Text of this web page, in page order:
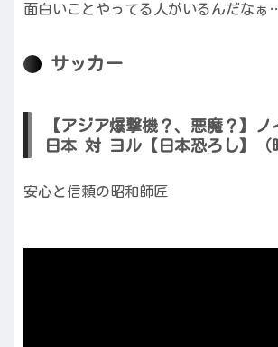
面白いことやってる人がいるんだなぁ
サッカー
【アジア爆撃機？、悪魔？】
日本 対 ヨル【日本恐ろし】（
安心と信頼の昭和師匠